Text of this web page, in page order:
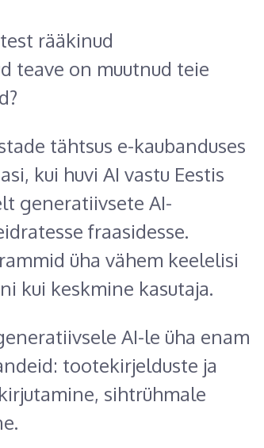
rääkinud
teave on muutnud teie
tähtsus e-kaubanduses
kui huvi AI vastu Eestis
generatiivsete AI-
fraasidesse.
üha vähem keelelisi
kui keskmine kasutaja.
AI-le üha enam
tootekirjelduste ja
sihtrühmale